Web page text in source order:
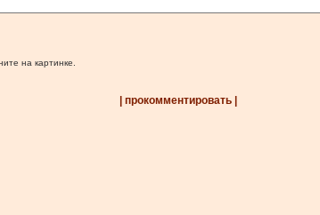
на картинке.
| прокомментировать |